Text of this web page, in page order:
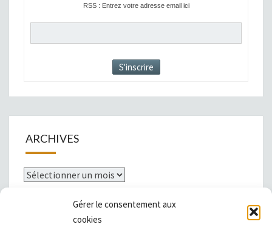
Gérer le consentement aux
cookies
RSS : Entrez votre adresse email ici
ARCHIVES
Archives